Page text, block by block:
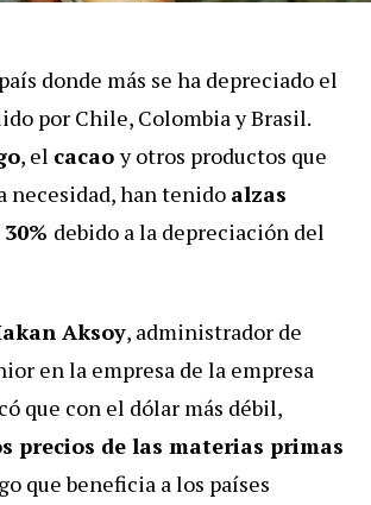
donde más se ha depreciado el
por Chile, Colombia y Brasil.
, el cacaoy otros productos que
necesidad, han tenido alzas
debido a la depreciación del
Aksoy, administrador de
en la empresa de la empresa
que con el dólar más débil,
precios de las materias primas
que beneficia a los países